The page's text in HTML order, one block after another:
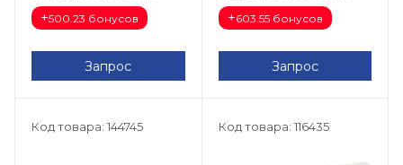
+500.23 бонусов
Запрос
+603.55 бонусов
Запрос
Код товара: 144745 Код товара: 116435